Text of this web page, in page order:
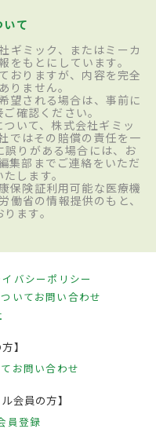
いて
ギミック、またはミーカ
をもとにしています。
おりますが、内容を完全
りません。
望される場合は、事前に
確認ください。
いて、株式会社ギミッ
ではその賠償の責任を一
りがある場合には、お
集部までご連絡をいただ
します。
保険証利用可能な医療機
働省の情報提供のもと、
ます。
イバシーポリシー
いてお問い合わせ
】
お問い合わせ
会員の方】
員登録